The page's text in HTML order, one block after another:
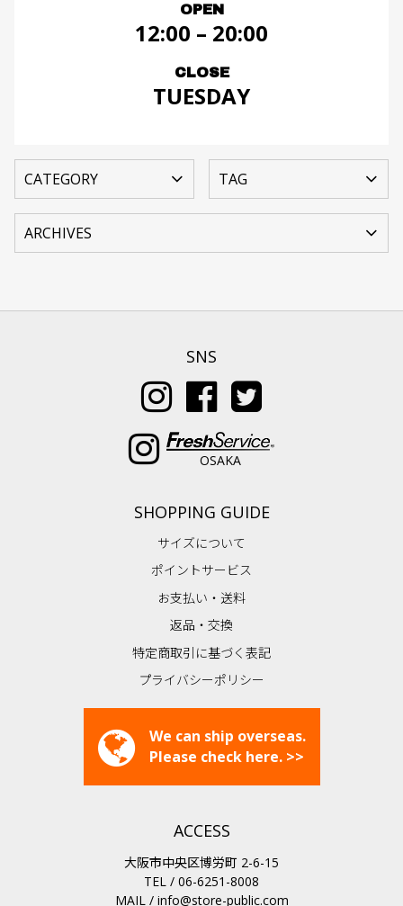
OPEN
12:00 – 20:00
CLOSE
TUESDAY
SNS
OSAKA
SHOPPING GUIDE
サイズについて
ポイントサービス
お支払い・送料
返品・交換
特定商取引に基づく表記
プライバシーポリシー
We can ship overseas.
Please check here. >>
ACCESS
大阪市中央区博労町 2-6-15
TEL / 06-6251-8008
MAIL / info@store-public.com